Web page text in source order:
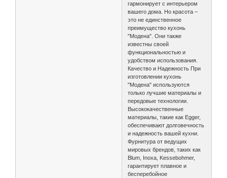
гармонирует с интерьером
вашего дома. Но красота –
это не единственное
преимущество кухонь
"Модена". Они также
известны своей
функциональностью и
удобством использования.
Качество и Надежность При
изготовлении кухонь
"Модена" используются
только лучшие материалы и
передовые технологии.
Высококачественные
материалы, такие как Egger,
обеспечивают долговечность
и надежность вашей кухни.
Фурнитура от ведущих
мировых брендов, таких как
Blum, Inoxa, Kessebohmer,
гарантирует плавное и
бесперебойное